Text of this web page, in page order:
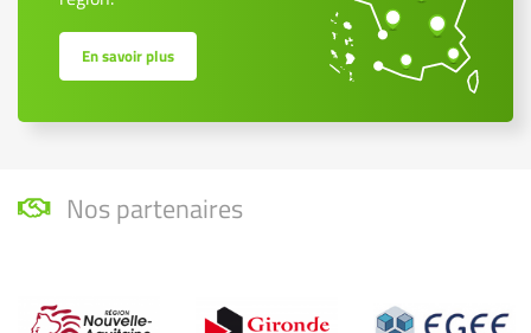
En savoir plus
Nos partenaires